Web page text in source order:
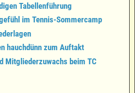
Tabellenführung
im Tennis-Sommercamp
hauchdünn zum Auftakt
Mitgliederzuwachs beim TC